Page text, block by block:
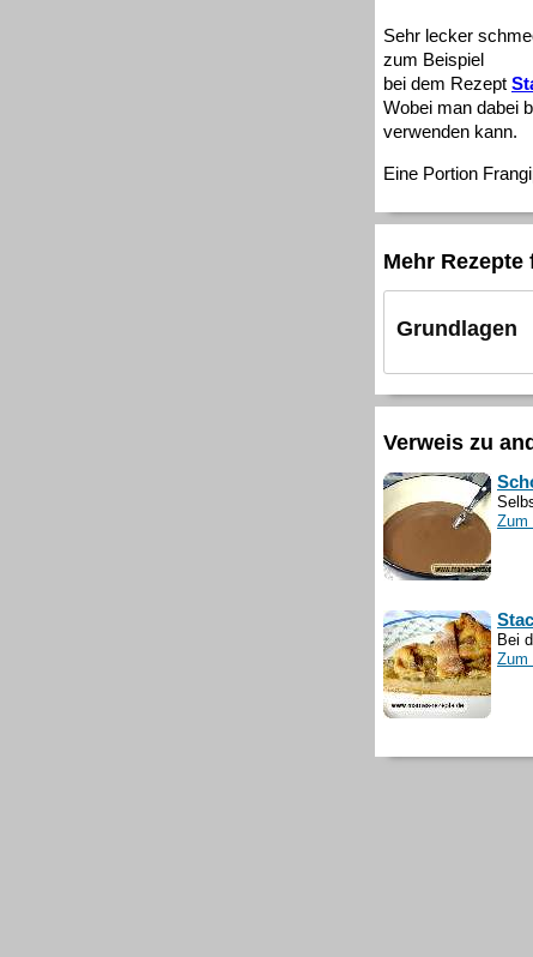
Sehr lecker
zum Beispiel
bei dem Rezept
Wobei man dabei
verwenden kann.
Eine Portion
Mehr Rezepte
Grundlagen
Verweis zu
Zum
Bei
Zum